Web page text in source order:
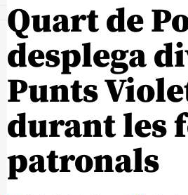
Quart de
desplega
Punts
durant les
patronals